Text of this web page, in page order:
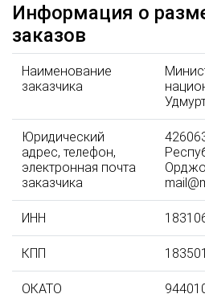
Информация о
заказов
Наименование
заказчика
Юридический
адрес, телефон,
электронная почта
заказчика
ИНН
КПП
ОКАТО